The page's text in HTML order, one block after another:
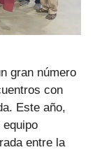
gran número
con
Este año,
entre la